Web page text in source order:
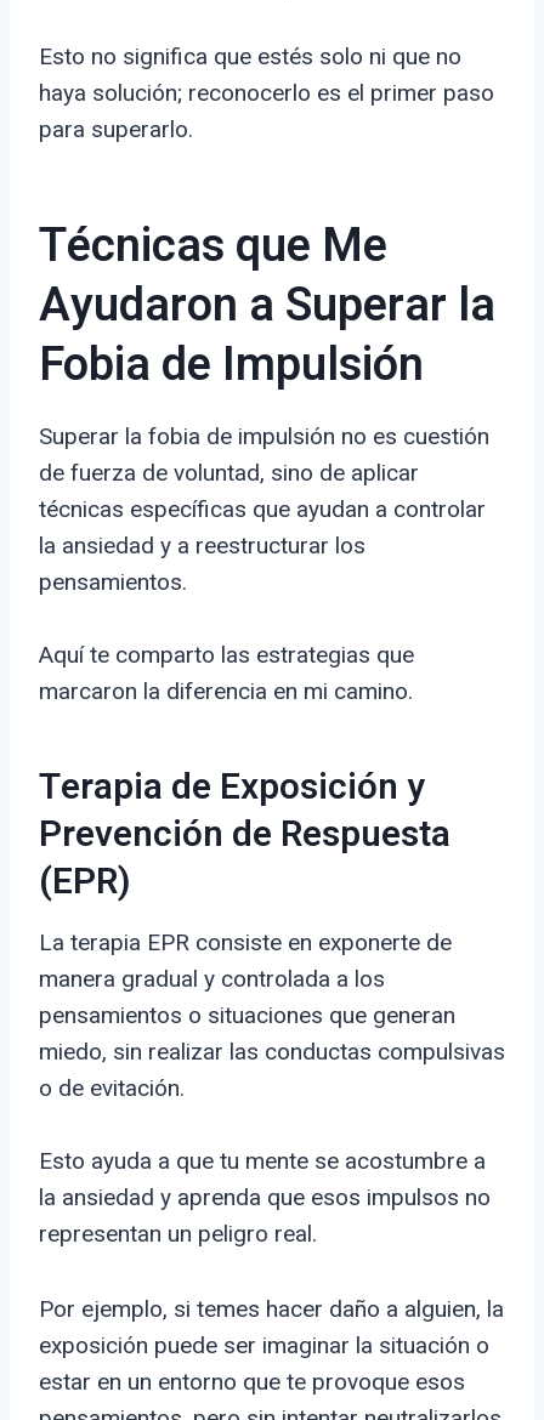
Esto no significa que estés solo ni que no
haya solución; reconocerlo es el primer paso
para superarlo.
Técnicas que Me
Ayudaron a Superar la
Fobia de Impulsión
Superar la fobia de impulsión no es cuestión
de fuerza de voluntad, sino de aplicar
técnicas específicas que ayudan a controlar
la ansiedad y a reestructurar los
pensamientos.
Aquí te comparto las estrategias que
marcaron la diferencia en mi camino.
Terapia de Exposición y
Prevención de Respuesta
(EPR)
La terapia EPR consiste en exponerte de
manera gradual y controlada a los
pensamientos o situaciones que generan
miedo, sin realizar las conductas compulsivas
o de evitación.
Esto ayuda a que tu mente se acostumbre a
la ansiedad y aprenda que esos impulsos no
representan un peligro real.
Por ejemplo, si temes hacer daño a alguien, la
exposición puede ser imaginar la situación o
estar en un entorno que te provoque esos